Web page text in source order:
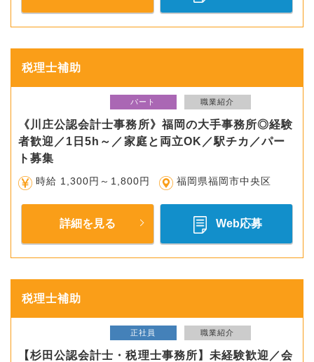
税理士補助
パート 職業紹介
《川庄公認会計士事務所》福岡の大手事務所◎経験
者歓迎／1日5h～／家庭と両立OK／駅チカ／パー
ト募集
時給 1,300円～1,800円 福岡県福岡市中央区
詳細を見る Web応募
税理士補助
正社員 職業紹介
【杉田公認会計士・税理士事務所】未経験歓迎／会